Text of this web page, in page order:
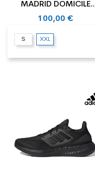
MADRID DOMICILE
2022/2023
100,00 €
S XXL